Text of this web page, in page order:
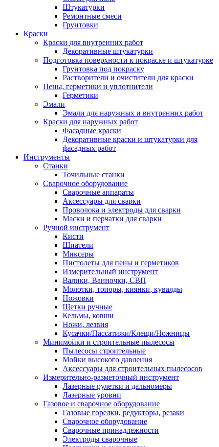
Штукатурки
Ремонтные смеси
Грунтовки
Краски
Краски для внутренних работ
Декоративные штукатурки
Подготовка поверхности к покраске и штукатурке
Грунтовка под покраску
Растворители и очистители для краски
Пены, герметики и уплотнители
Герметики
Эмали
Эмали для наружных и внутренних работ
Краски для наружных работ
Фасадные краски
Декоративные краски и штукатурки для
фасадных работ
Инструменты
Станки
Точильные станки
Сварочное оборудование
Сварочные аппараты
Аксессуары для сварки
Проволока и электроды для сварки
Маски и перчатки для сварки
Ручной инструмент
Кисти
Шпатели
Миксеры
Пистолеты для пены и герметиков
Измерительный инструмент
Валики, Ванночки, СВП
Молотки, топоры, киянки, кувалды
Ножовки
Щетки ручные
Кельмы, ковши
Ножи, лезвия
Кусачки/Пассатижи/Клещи/Ножницы
Минимойки и строительные пылесосы
Пылесосы строительные
Мойки высокого давления
Аксессуары для строительных пылесосов
Измерительно-разметочный инструмент
Лазерные рулетки и дальномеры
Лазерные уровни
Газовое и сварочное оборудование
Газовые горелки, редукторы, резаки
Сварочное оборудование
Сварочные принадлежности
Электроды сварочные